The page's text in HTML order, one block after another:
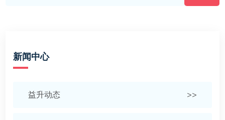
新闻中心
益升动态 >>